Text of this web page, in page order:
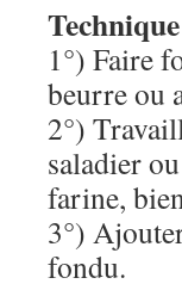
1°) Faire
beurre ou
2°)
saladier
farine,
3°)
fondu.